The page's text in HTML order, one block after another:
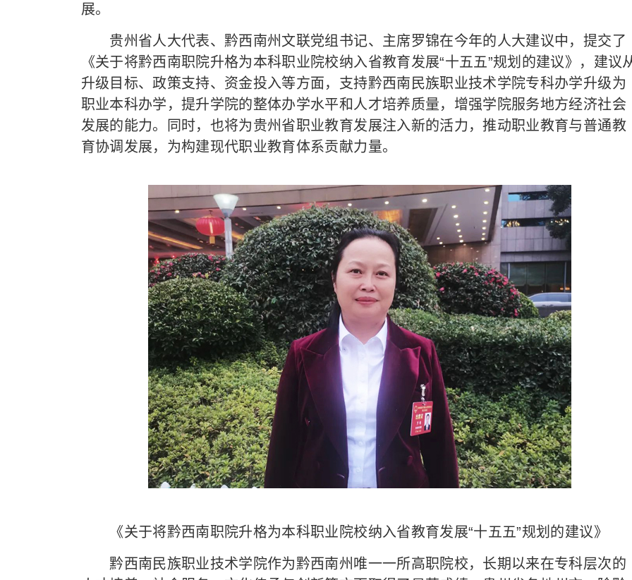
展。
贵州省人大代表、黔西南州文联党组书记、主席罗锦在今年的人大建议中，提交了
《关于将黔西南职院升格为本科职业院校纳入省教育发展“十五五”规划的建议》，建议
升级目标、政策支持、资金投入等方面，支持黔西南民族职业技术学院专科办学升级为
职业本科办学，提升学院的整体办学水平和人才培养质量，增强学院服务地方经济社会
发展的能力。同时，也将为贵州省职业教育发展注入新的活力，推动职业教育与普通教
育协调发展，为构建现代职业教育体系贡献力量。
《关于将黔西南职院升格为本科职业院校纳入省教育发展“十五五”规划的建议》
黔西南民族职业技术学院作为黔西南州唯一一所高职院校，长期以来在专科层次的